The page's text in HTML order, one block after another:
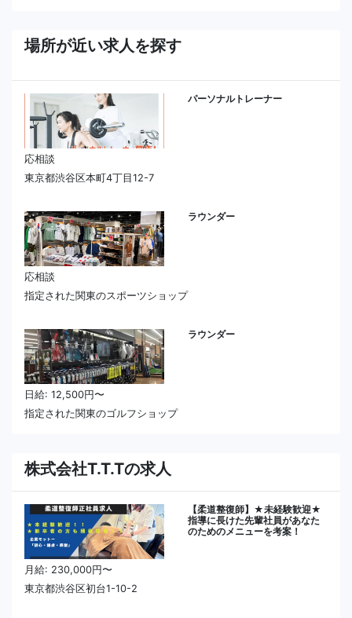
場所が近い求人を探す
パーソナルトレーナー
応相談
東京都渋谷区本町4丁目12-7
ラウンダー
応相談
指定された関東のスポーツショップ
ラウンダー
日給: 12,500円〜
指定された関東のゴルフショップ
株式会社T.T.Tの求人
【柔道整復師】★未経験歓迎★
指導に長けた先輩社員があなた
のためのメニューを考案！
月給: 230,000円〜
東京都渋谷区初台1-10-2